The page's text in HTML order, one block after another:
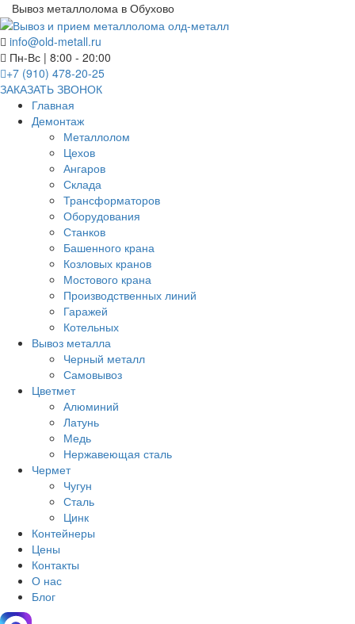
Вывоз металлолома в Обухово
info@old-metall.ru
Пн-Вс | 8:00 - 20:00
+7 (910) 478-20-25
ЗАКАЗАТЬ ЗВОНОК
Главная
Демонтаж
Металлолом
Цехов
Ангаров
Склада
Трансформаторов
Оборудования
Станков
Башенного крана
Козловых кранов
Мостового крана
Производственных линий
Гаражей
Котельных
Вывоз металла
Черный металл
Самовывоз
Цветмет
Алюминий
Латунь
Медь
Нержавеющая сталь
Чермет
Чугун
Сталь
Цинк
Контейнеры
Цены
Контакты
О нас
Блог